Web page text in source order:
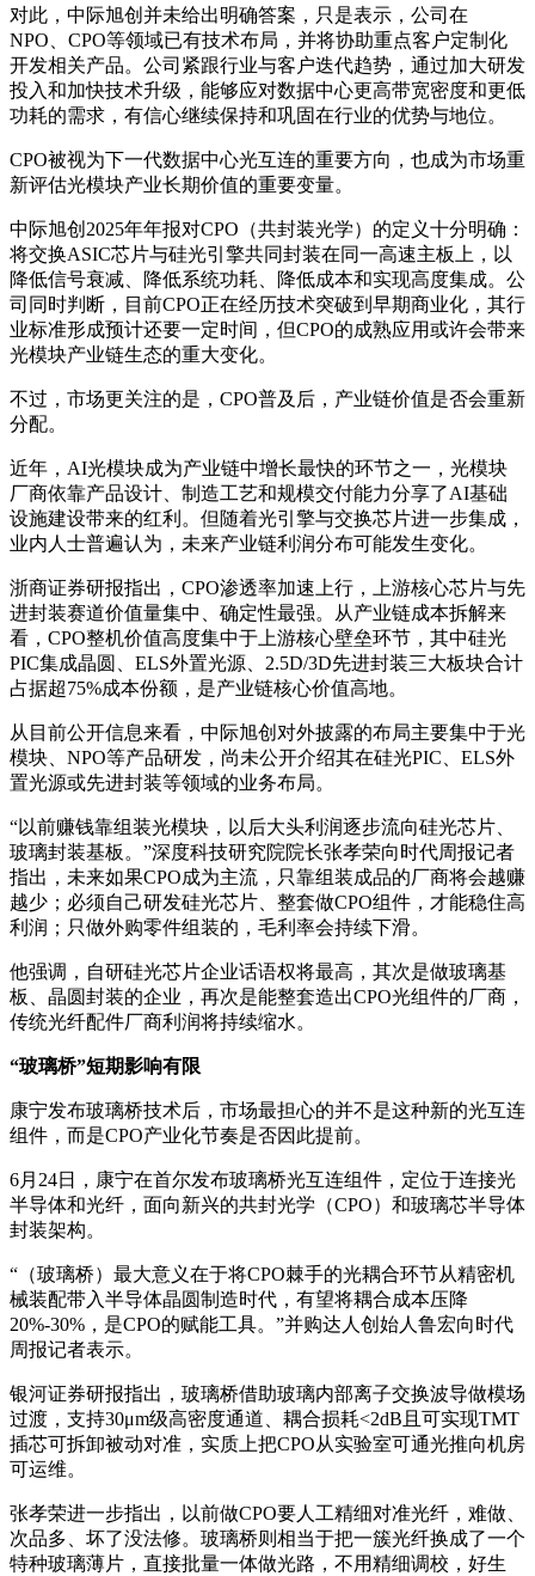
对此，中际旭创并未给出明确答案，只是表示，公司在
NPO、CPO等领域已有技术布局，并将协助重点客户定制化
开发相关产品。公司紧跟行业与客户迭代趋势，通过加大研发
投入和加快技术升级，能够应对数据中心更高带宽密度和更低
功耗的需求，有信心继续保持和巩固在行业的优势与地位。
CPO被视为下一代数据中心光互连的重要方向，也成为市场重
新评估光模块产业长期价值的重要变量。
中际旭创2025年年报对CPO（共封装光学）的定义十分明确：
将交换ASIC芯片与硅光引擎共同封装在同一高速主板上，以
降低信号衰减、降低系统功耗、降低成本和实现高度集成。公
司同时判断，目前CPO正在经历技术突破到早期商业化，其行
业标准形成预计还要一定时间，但CPO的成熟应用或许会带来
光模块产业链生态的重大变化。
不过，市场更关注的是，CPO普及后，产业链价值是否会重新
分配。
近年，AI光模块成为产业链中增长最快的环节之一，光模块
厂商依靠产品设计、制造工艺和规模交付能力分享了AI基础
设施建设带来的红利。但随着光引擎与交换芯片进一步集成，
业内人士普遍认为，未来产业链利润分布可能发生变化。
浙商证券研报指出，CPO渗透率加速上行，上游核心芯片与先
进封装赛道价值量集中、确定性最强。从产业链成本拆解来
看，CPO整机价值高度集中于上游核心壁垒环节，其中硅光
PIC集成晶圆、ELS外置光源、2.5D/3D先进封装三大板块合计
占据超75%成本份额，是产业链核心价值高地。
从目前公开信息来看，中际旭创对外披露的布局主要集中于光
模块、NPO等产品研发，尚未公开介绍其在硅光PIC、ELS外
置光源或先进封装等领域的业务布局。
“以前赚钱靠组装光模块，以后大头利润逐步流向硅光芯片、
玻璃封装基板。”深度科技研究院院长张孝荣向时代周报记者
指出，未来如果CPO成为主流，只靠组装成品的厂商将会越赚
越少；必须自己研发硅光芯片、整套做CPO组件，才能稳住高
利润；只做外购零件组装的，毛利率会持续下滑。
他强调，自研硅光芯片企业话语权将最高，其次是做玻璃基
板、晶圆封装的企业，再次是能整套造出CPO光组件的厂商，
传统光纤配件厂商利润将持续缩水。
“玻璃桥”短期影响有限
康宁发布玻璃桥技术后，市场最担心的并不是这种新的光互连
组件，而是CPO产业化节奏是否因此提前。
6月24日，康宁在首尔发布玻璃桥光互连组件，定位于连接光
半导体和光纤，面向新兴的共封光学（CPO）和玻璃芯半导体
封装架构。
“（玻璃桥）最大意义在于将CPO棘手的光耦合环节从精密机
械装配带入半导体晶圆制造时代，有望将耦合成本压降
20%-30%，是CPO的赋能工具。”并购达人创始人鲁宏向时代
周报记者表示。
银河证券研报指出，玻璃桥借助玻璃内部离子交换波导做模场
过渡，支持30μm级高密度通道、耦合损耗<2dB且可实现TMT
插芯可拆卸被动对准，实质上把CPO从实验室可通光推向机房
可运维。
张孝荣进一步指出，以前做CPO要人工精细对准光纤，难做、
次品多、坏了没法修。玻璃桥则相当于把一簇光纤换成了一个
特种玻璃薄片，直接批量一体做光路，不用精细调校，好生